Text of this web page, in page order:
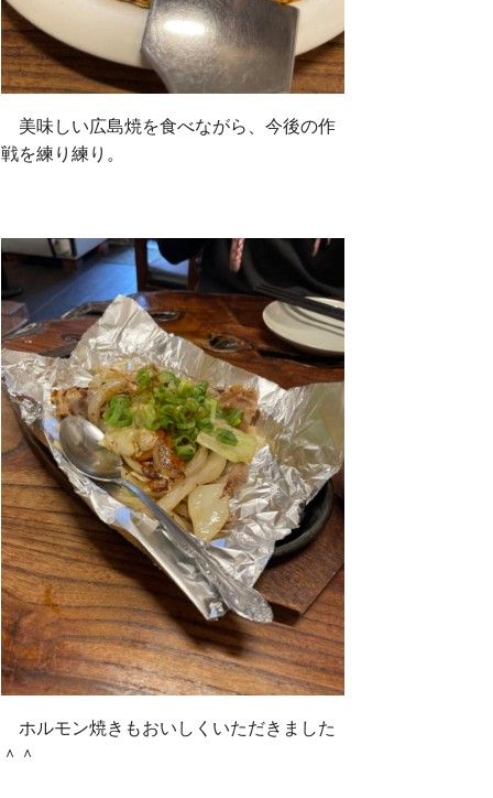
美味しい広島焼を食べながら、今後の作
戦を練り練り。
ホルモン焼きもおいしくいただきました
＾＾